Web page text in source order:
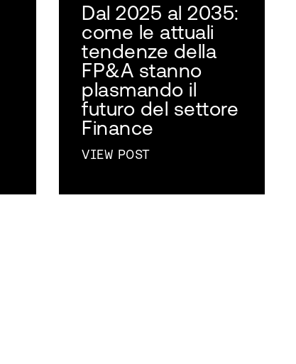
Dal 2025 al 2035:
come le attuali
tendenze della
FP&A stanno
plasmando il
futuro del settore
Finance
VIEW POST